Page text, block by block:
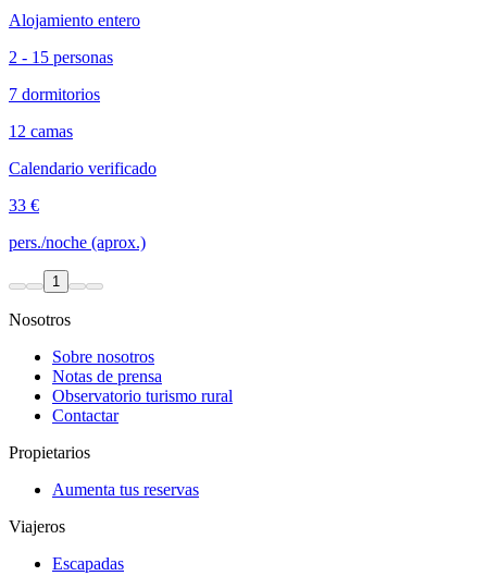
Alojamiento entero
2 - 15 personas
7 dormitorios
12 camas
Calendario verificado
33 €
pers./noche (aprox.)
1
Nosotros
Sobre nosotros
Notas de prensa
Observatorio turismo rural
Contactar
Propietarios
Aumenta tus reservas
Viajeros
Escapadas